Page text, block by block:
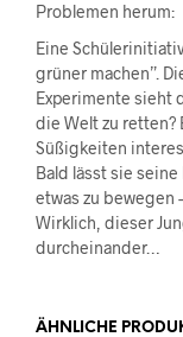
Problemen herum:
Eine
grüner machen”.
Experimente sieht
die Welt zu retten?
Süßigkeiten
Bald lässt sie
etwas zu bewegen
Wirklich, dieser
durcheinander…
ÄHNLICHE